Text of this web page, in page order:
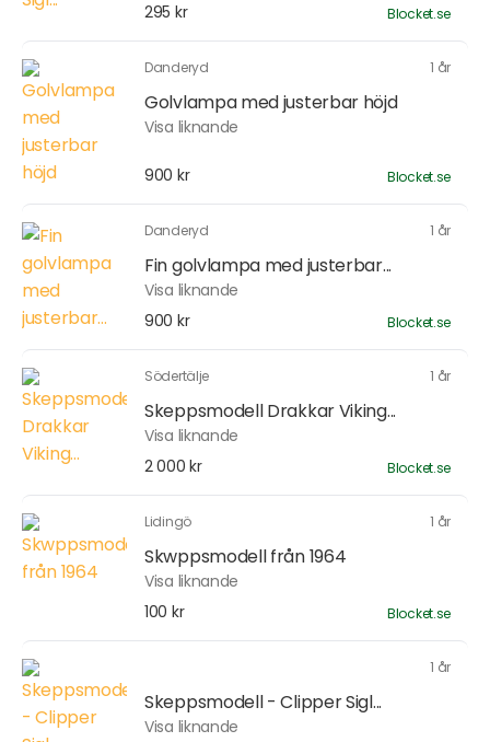
295 kr
Blocket.se
Danderyd 1 år
Golvlampa med justerbar höjd
Visa liknande
900 kr Blocket.se
Danderyd 1 år
Fin golvlampa med justerbar...
Visa liknande
900 kr
Blocket.se
Södertälje 1 år
Skeppsmodell Drakkar Viking...
Visa liknande
2 000 kr
Blocket.se
Lidingö 1 år
Skwppsmodell från 1964
Visa liknande
100 kr
Blocket.se
1 år
Skeppsmodell - Clipper Sigl...
Visa liknande